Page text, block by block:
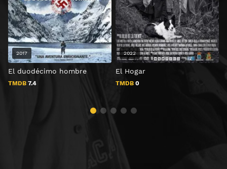
El duodécimo hombre
TMDB 7.4
2017
El Hogar
TMDB 0
2022